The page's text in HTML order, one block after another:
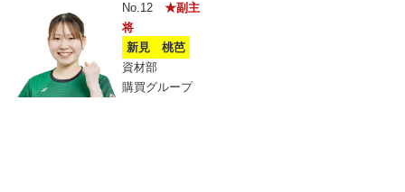
No.12 ★副主
将
新見 桃芭
資材部
購買グループ